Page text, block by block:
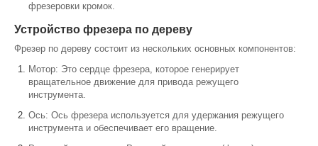
фрезеровки кромок.
Устройство фрезера по дереву
Фрезер по дереву состоит из нескольких основных компонентов:
Мотор: Это сердце фрезера, которое генерирует
вращательное движение для привода режущего
инструмента.
Ось: Ось фрезера используется для удержания режущего
инструмента и обеспечивает его вращение.